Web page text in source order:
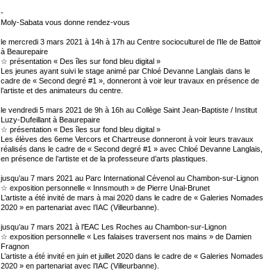
-
Moly-Sabata vous donne rendez-vous
le mercredi 3 mars 2021 à 14h à 17h au Centre socioculturel de l’Ile de Battoir
à Beaurepaire
☆ présentation « Des îles sur fond bleu digital »
Les jeunes ayant suivi le stage animé par Chloé Devanne Langlais dans le
cadre de « Second degré #1 », donneront à voir leur travaux en présence de
l’artiste et des animateurs du centre.
le vendredi 5 mars 2021 de 9h à 16h au Collège Saint Jean-Baptiste / Institut
Luzy-Dufeillant à Beaurepaire
☆ présentation « Des îles sur fond bleu digital »
Les élèves des 6eme Vercors et Chartreuse donneront à voir leurs travaux
réalisés dans le cadre de « Second degré #1 » avec Chloé Devanne Langlais,
en présence de l’artiste et de la professeure d’arts plastiques.
jusqu’au 7 mars 2021 au Parc International Cévenol au Chambon-sur-Lignon
☆ exposition personnelle « Innsmouth » de Pierre Unal-Brunet
L’artiste a été invité de mars à mai 2020 dans le cadre de « Galeries Nomades
2020 » en partenariat avec l’IAC (Villeurbanne).
jusqu’au 7 mars 2021 à l’EAC Les Roches au Chambon-sur-Lignon
☆ exposition personnelle « Les falaises traversent nos mains » de Damien
Fragnon
L’artiste a été invité en juin et juillet 2020 dans le cadre de « Galeries Nomades
2020 » en partenariat avec l’IAC (Villeurbanne).